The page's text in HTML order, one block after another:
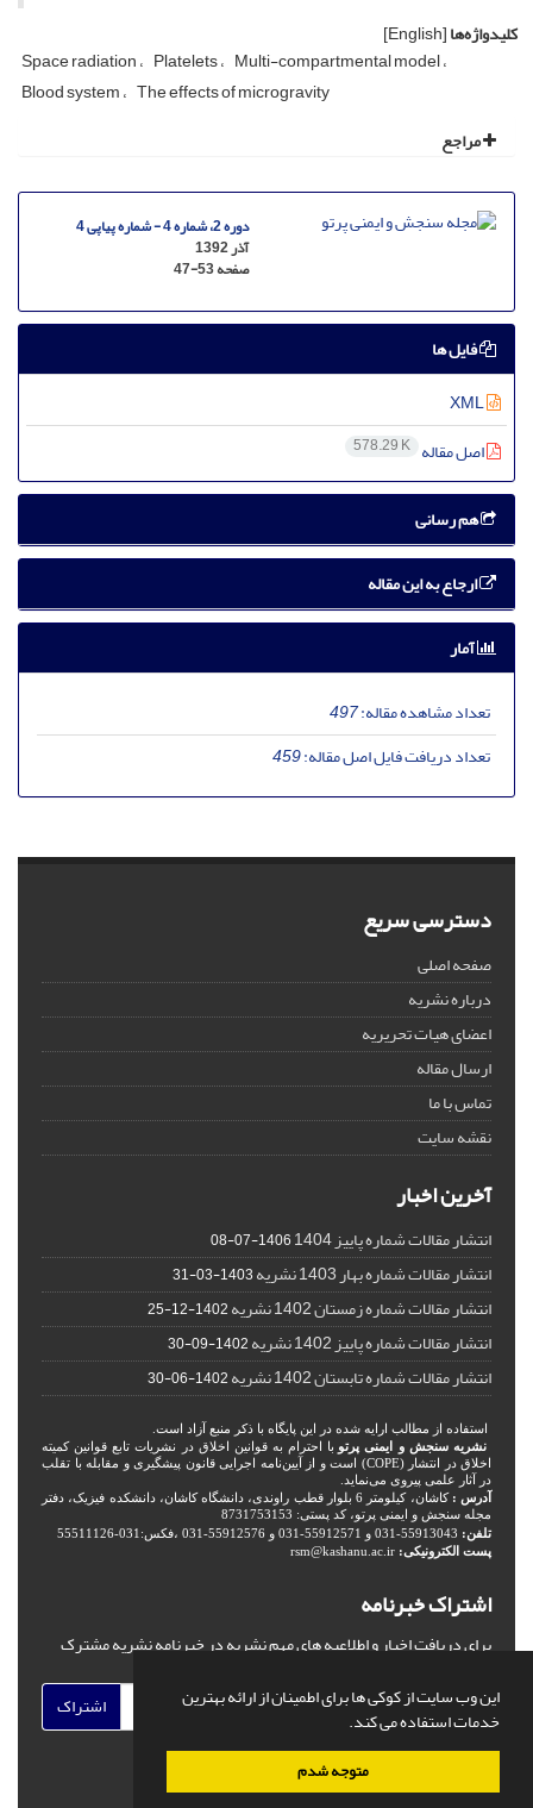
این وب سایت از کوکی ها برای اطمینان از ارائه بهترین
خدمات استفاده می کند.
متوجه شدم
کلیدواژه‌ها[English]
Space radiation Platelets Multi-compartmental model
Blood system The effects of microgravity
مراجع
دوره 2، شماره 4 - شماره پیاپی 4
آذر 1392
صفحه47-53
فایل ها
اصل مقاله 578.29 K
هم رسانی
ارجاع به این مقاله
آمار
تعداد مشاهده مقاله:497
تعداد دریافت فایل اصل مقاله:459
دسترسی سریع
صفحه اصلی
درباره نشریه
اعضای هیات تحریریه
ارسال مقاله
تماس با ما
نقشه سایت
آخرین اخبار
انتشار مقالات شماره پاییز 1404 1406-07-08
انتشار مقالات شماره بهار 1403 نشریه 1403-03-31
انتشار مقالات شماره زمستان 1402 نشریه 1402-12-25
انتشار مقالات شماره پاییز 1402 نشریه 1402-09-30
انتشار مقالات شماره تابستان 1402 نشریه 1402-06-30
استفاده از مطالب ارایه شده در این پایگاه با ذکر منبع آزاد است.
نشریه سنجش و ایمنی پرتو با احترام به قوانین اخلاق در نشریات تابع قوانین کمیته
اخلاق در انتشار (COPE) است و از آیین‌نامه اجرایی قانون پیشگیری و مقابله با تقلب
در آثار علمی پیروی می‌نماید.
آدرس :
کاشان، کیلومتر 6 بلوار قطب راوندی، دانشگاه کاشان، دانشکده فیزیک، دفتر
مجله سنجش و ایمنی پرتو، کد پستی: 8731753153
تلفن:
پست الکترونیکی: rsm@kashanu.ac.ir
اشتراک خبرنامه
برای دریافت اخبار و اطلاعیه های مهم نشریه در خبرنامه نشریه مشترک
اشتراک